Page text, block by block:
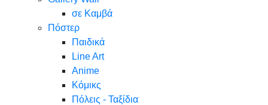
σε Καμβά
Πόστερ
Παιδικά
Line Art
Anime
Κόμικς
Πόλεις - Ταξίδια